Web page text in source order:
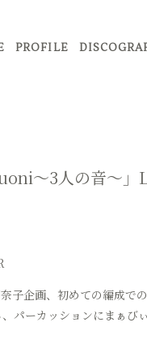
PROFILE
〜3人の音〜」
子企画、初めての編成で
パーカッションにまぁ